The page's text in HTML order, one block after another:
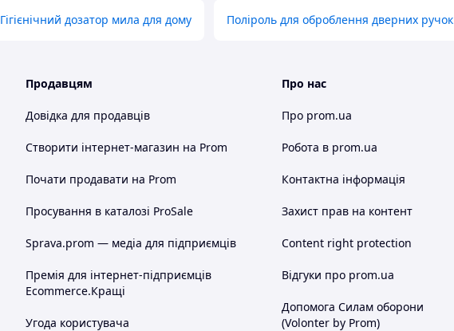
Гігієнічний дозатор мила для дому Поліроль для оброблення дверних ручок
Продавцям
Довідка для продавців
Створити інтернет-магазин на Prom
Почати продавати на Prom
Просування в каталозі ProSale
Sprava.prom — медіа для підприємців
Премія для інтернет-підприємців
Ecommerce.Кращі
Угода користувача
Про нас
Про prom.ua
Робота в prom.ua
Контактна інформація
Захист прав на контент
Content right protection
Відгуки про prom.ua
Допомога Силам оборони
(Volonter by Prom)